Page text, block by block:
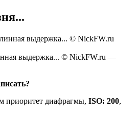
выдержка... © NickFW.ru —
приоритет диафрагмы, ISO: 200,